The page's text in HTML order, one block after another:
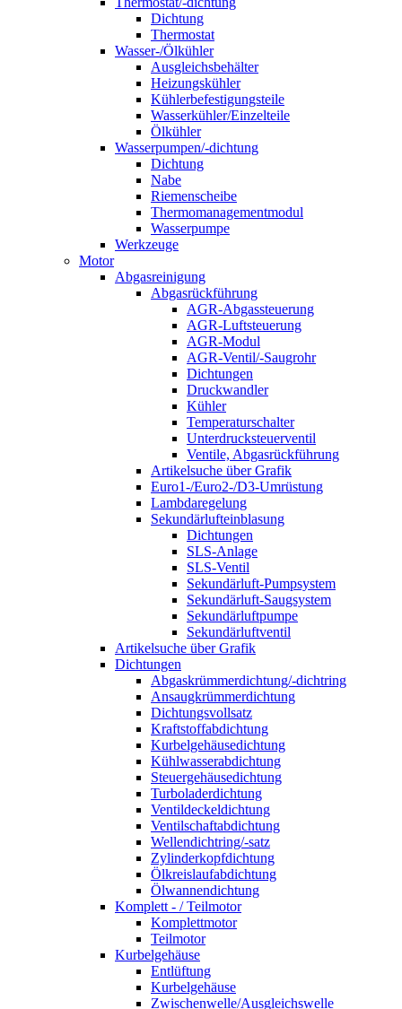
Dichtung
Thermostat
Wasser-/Ölkühler
Ausgleichsbehälter
Heizungskühler
Kühlerbefestigungsteile
Wasserkühler/Einzelteile
Ölkühler
Wasserpumpen/-dichtung
Dichtung
Nabe
Riemenscheibe
Thermomanagementmodul
Wasserpumpe
Werkzeuge
Motor
Abgasreinigung
Abgasrückführung
AGR-Abgassteuerung
AGR-Luftsteuerung
AGR-Modul
AGR-Ventil/-Saugrohr
Dichtungen
Druckwandler
Kühler
Temperaturschalter
Unterdrucksteuerventil
Ventile, Abgasrückführung
Artikelsuche über Grafik
Euro1-/Euro2-/D3-Umrüstung
Lambdaregelung
Sekundärlufteinblasung
Dichtungen
SLS-Anlage
SLS-Ventil
Sekundärluft-Pumpsystem
Sekundärluft-Saugsystem
Sekundärluftpumpe
Sekundärluftventil
Artikelsuche über Grafik
Dichtungen
Abgaskrümmerdichtung/-dichtring
Ansaugkrümmerdichtung
Dichtungsvollsatz
Kraftstoffabdichtung
Kurbelgehäusedichtung
Kühlwasserabdichtung
Steuergehäusedichtung
Turboladerdichtung
Ventildeckeldichtung
Ventilschaftabdichtung
Wellendichtring/-satz
Zylinderkopfdichtung
Ölkreislaufabdichtung
Ölwannendichtung
Komplett - / Teilmotor
Komplettmotor
Teilmotor
Kurbelgehäuse
Entlüftung
Kurbelgehäuse
Zwischenwelle/Ausgleichswelle